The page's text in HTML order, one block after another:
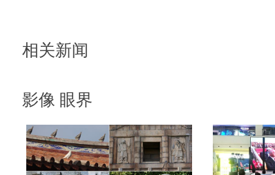
相关新闻
影像 眼界